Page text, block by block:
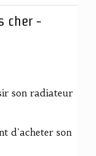
cher -
son radiateur
d'acheter son